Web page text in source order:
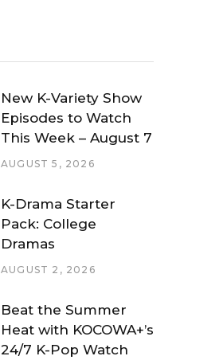
New K-Variety Show
Episodes to Watch
This Week – August 7
AUGUST 5, 2026
K-Drama Starter
Pack: College
Dramas
AUGUST 2, 2026
Beat the Summer
Heat with KOCOWA+’s
24/7 K-Pop Watch